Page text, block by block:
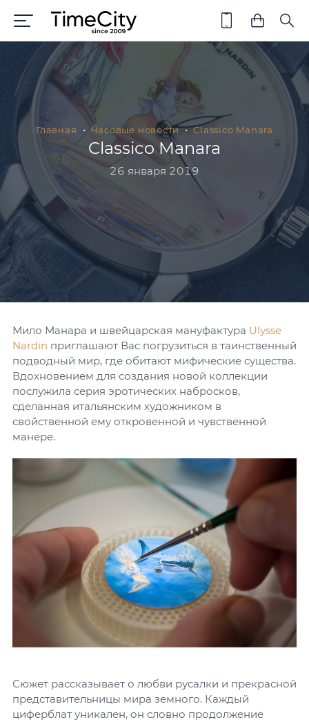
Главная Часовые новости Classico Manara
Classico Manara
26 января 2019
Мило Манара и швейцарская мануфактура Ulysse
Nardin приглашают Вас погрузиться в таинственный
подводный мир, где обитают мифические существа.
Вдохновением для создания новой коллекции
послужила серия эротических набросков,
сделанная итальянским художником в
свойственной ему откровенной и чувственной
манере.
Сюжет рассказывает о любви русалки и прекрасной
представительницы мира земного. Каждый
циферблат уникален, он словно продолжение